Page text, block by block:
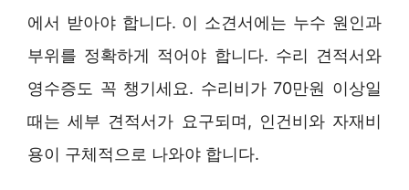
에서 받아야 합니다. 이 소견서에는 누수 원인과
부위를 정확하게 적어야 합니다. 수리 견적서와
영수증도 꼭 챙기세요. 수리비가 70만원 이상일
때는 세부 견적서가 요구되며, 인건비와 자재비
용이 구체적으로 나와야 합니다.